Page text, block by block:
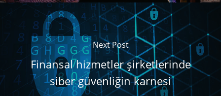
Next Post
Finansal hizmetler şirketlerinde
siber güvenliğin karnesi